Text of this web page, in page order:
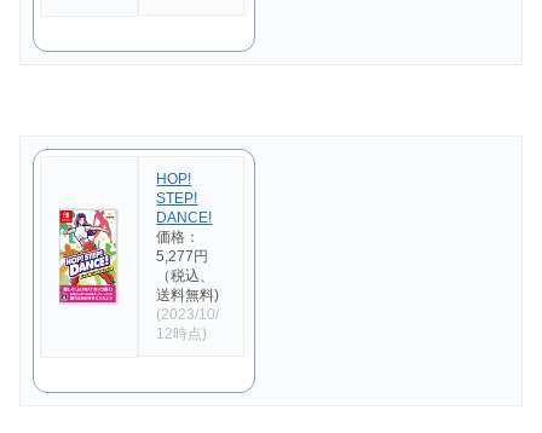
HOP!
STEP!
DANCE!
価格：
5,277円
（税込、
送料無料)
(2023/10/
12時点)